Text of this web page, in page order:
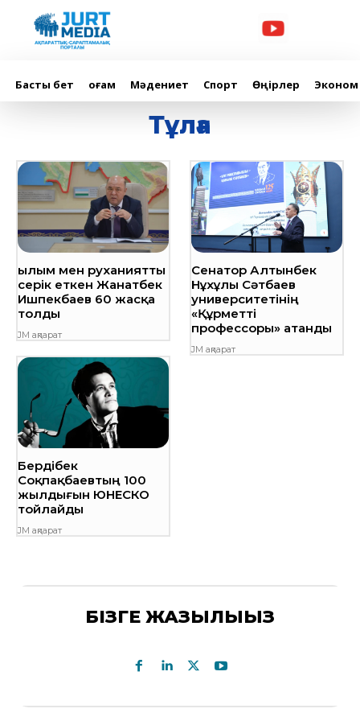
Басты бет Қоғам Мәдениет Спорт Өңірлер
Тұлға
Ғылым мен руханиятты
серік еткен Жанатбек
Ишпекбаев 60 жасқа
толды
JM ақпарат
Сенатор Алтынбек
Нұхұлы Сәтбаев
университетінің
«Құрметті
профессоры» атанды
JM ақпарат
Бердібек
Соқпақбаевтың 100
жылдығын ЮНЕСКО
тойлайды
JM ақпарат
БІЗГЕ ЖАЗЫЛЫҢЫЗ